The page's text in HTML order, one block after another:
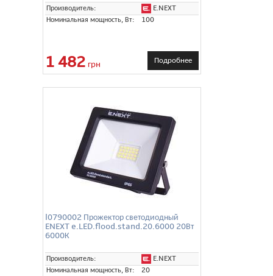
Производитель:
E.NEXT
Номинальная мощность, Вт:
100
1 482 грн Подробнее
l0790002 Прожектор светодиодный
ENEXT e.LED.flood.stand.20.6000 20Вт
6000К
Производитель:
E.NEXT
Номинальная мощность, Вт:
20